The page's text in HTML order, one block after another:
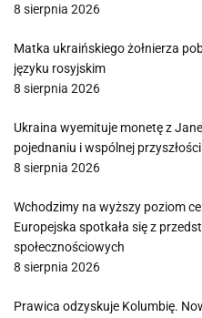
8 sierpnia 2026
Matka ukraińskiego żołnierza
języku rosyjskim
8 sierpnia 2026
Ukraina wyemituje monetę z
pojednaniu i wspólnej przyszłości
8 sierpnia 2026
Wchodzimy na wyższy poziom
Europejska spotkała się z
społecznościowych
8 sierpnia 2026
Prawica odzyskuje Kolumbię.